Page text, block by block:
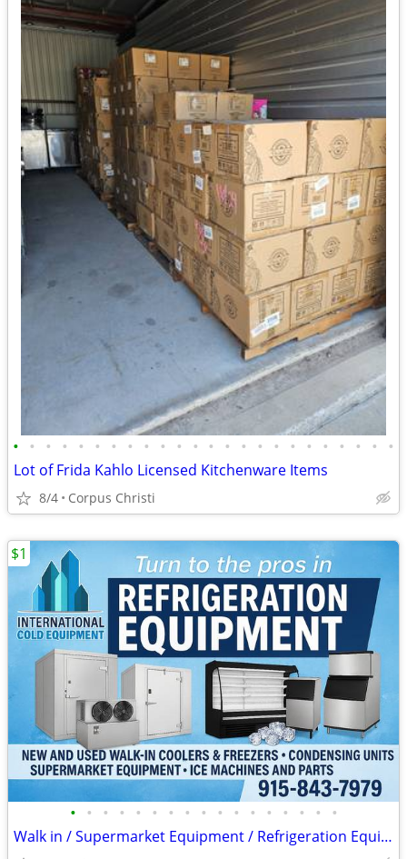
• • • • • • • • • • • • • • • • • • • • • • • •
Lot of Frida Kahlo Licensed Kitchenware Items
8/4 Corpus Christi
• • • • • • • • • • • • • • • • •
Walk in / Supermarket Equipment / Refrigeration Equipment / Ice Machin
$1